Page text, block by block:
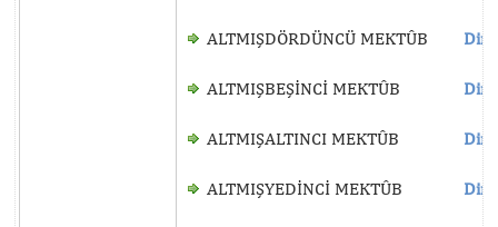
ALTMIŞDÖRDÜNCÜ MEKTÛB
ALTMIŞBEŞİNCİ MEKTÛB
ALTMIŞALTINCI MEKTÛB
ALTMIŞYEDİNCİ MEKTÛB